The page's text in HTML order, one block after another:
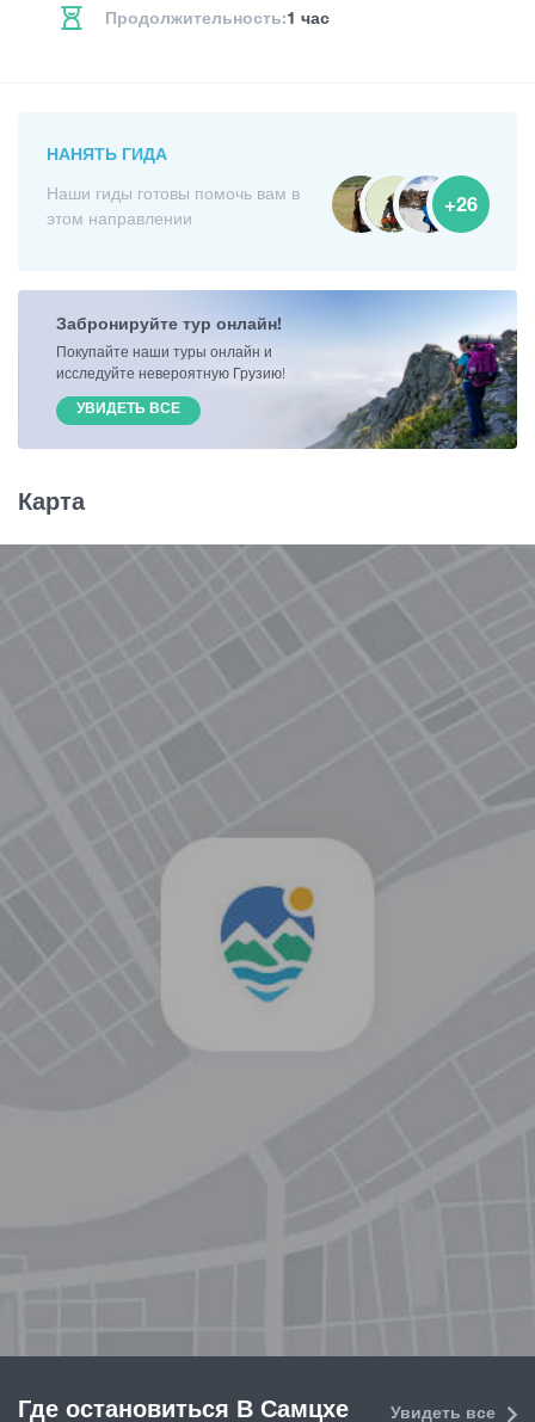
Продолжительность:1 час
НАНЯТЬ ГИДА
Наши гиды готовы помочь вам в
этом направлении
+26
Забронируйте тур онлайн!
Покупайте наши туры онлайн и
исследуйте невероятную Грузию!
УВИДЕТЬ ВСЕ
Карта
Где остановиться В Самцхе Увидеть все